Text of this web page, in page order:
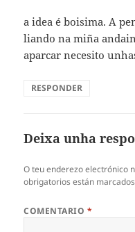
a idea é boisima. A
liando na miña
aparcar necesito
RESPONDER
Deixa unha
O teu enderezo electrónico
obrigatorios están
COMENTARIO *